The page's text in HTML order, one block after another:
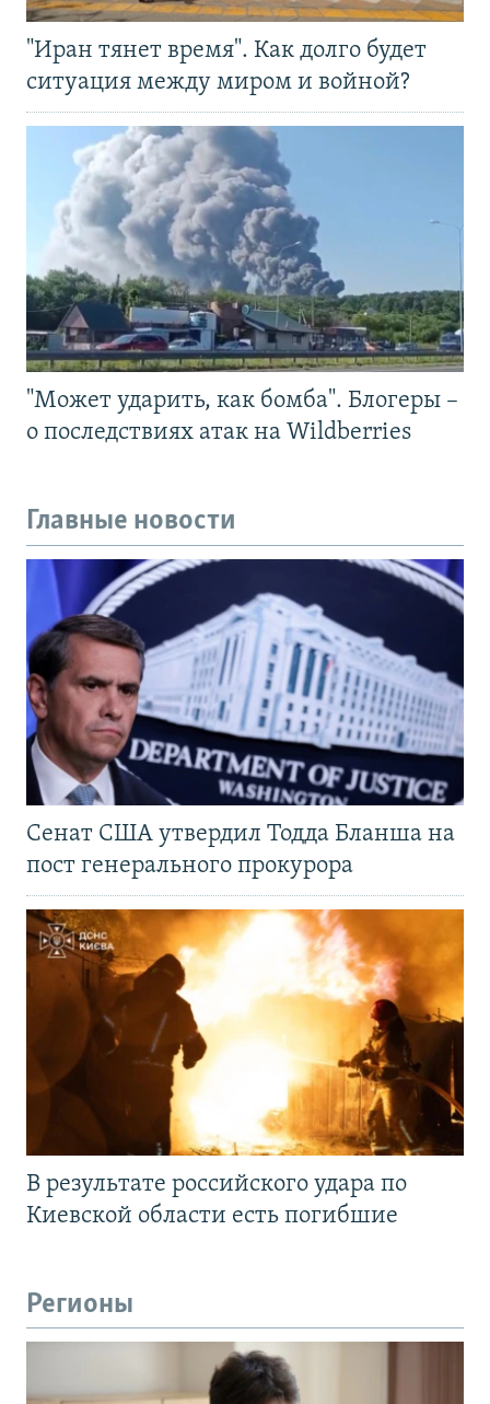
"Иран тянет время". Как долго будет
ситуация между миром и войной?
"Может ударить, как бомба". Блогеры –
о последствиях атак на Wildberries
Главные новости
Сенат США утвердил Тодда Бланша на
пост генерального прокурора
В результате российского удара по
Киевской области есть погибшие
Регионы